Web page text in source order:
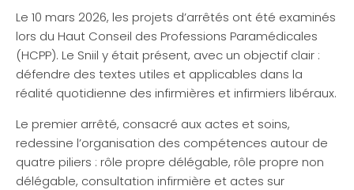
Le 10 mars 2026, les projets d’arrêtés ont été examinés
lors du Haut Conseil des Professions Paramédicales
(HCPP). Le Sniil y était présent, avec un objectif clair :
défendre des textes utiles et applicables dans la
réalité quotidienne des infirmières et infirmiers libéraux.
Le premier arrêté, consacré aux actes et soins,
redessine l’organisation des compétences autour de
quatre piliers : rôle propre délégable, rôle propre non
délégable, consultation infirmière et actes sur